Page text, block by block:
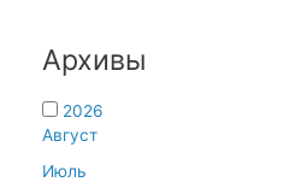
Архивы
2026
Август
Июль